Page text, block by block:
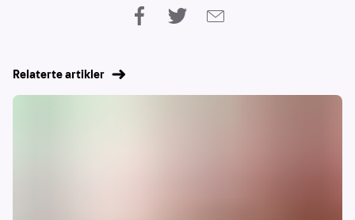
Relaterte artikler